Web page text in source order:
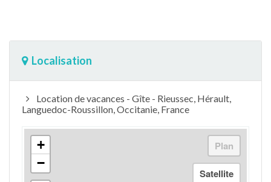
Localisation
Location de vacances - Gîte - Rieussec, Hérault,
Languedoc-Roussillon, Occitanie, France
+
−